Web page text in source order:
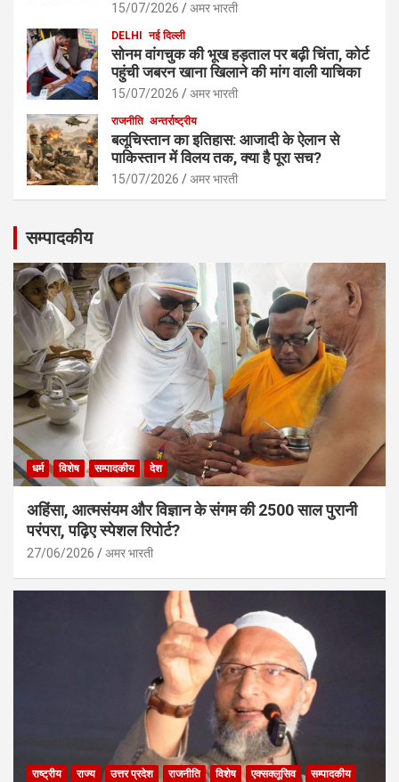
15/07/2026 अमर भारती
DELHI नई दिल्ली
सोनम वांगचुक की भूख हड़ताल पर बढ़ी चिंता, कोर्ट
पहुंची जबरन खाना खिलाने की मांग वाली याचिका
15/07/2026 अमर भारती
राजनीति अन्तर्राष्ट्रीय
बलूचिस्तान का इतिहास: आजादी के ऐलान से
पाकिस्तान में विलय तक, क्या है पूरा सच?
15/07/2026 अमर भारती
सम्पादकीय
धर्म विशेष सम्पादकीय देश
अहिंसा, आत्मसंयम और विज्ञान के संगम की 2500 साल पुरानी
परंपरा, पढ़िए स्पेशल रिपोर्ट?
27/06/2026 अमर भारती
राष्ट्रीय राज्य उत्तर प्रदेश राजनीति विशेष एक्सक्लूसिव
सम्पादकीय